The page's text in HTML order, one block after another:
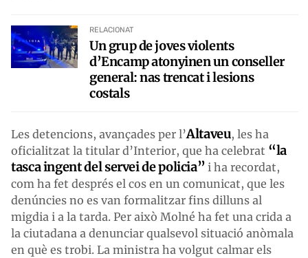
RELACIONAT
Un grup de joves violents
d’Encamp atonyinen un conseller
general: nas trencat i lesions
costals
Les detencions, avançades per l’Altaveu, les ha
oficialitzat la titular d’Interior, que ha celebrat “la
tasca ingent del servei de policia” i ha recordat,
com ha fet després el cos en un comunicat, que les
denúncies no es van formalitzar fins dilluns al
migdia i a la tarda. Per això Molné ha fet una crida a
la ciutadana a denunciar qualsevol situació anòmala
en què es trobi. La ministra ha volgut calmar els